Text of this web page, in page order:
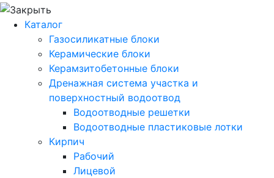
Каталог
Газосиликатные блоки
Керамические блоки
Керамзитобетонные блоки
Дренажная система участка и
поверхностный водоотвод
Водоотводные решетки
Водоотводные пластиковые лотки
Кирпич
Рабочий
Лицевой